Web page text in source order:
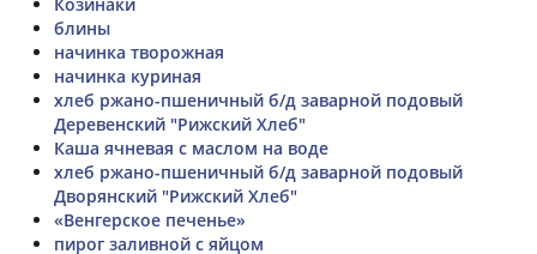
блины
начинка творожная
начинка куриная
хлеб ржано-пшеничный б/д заварной подовый
Деревенский "Рижский Хлеб"
Каша ячневая с маслом на воде
хлеб ржано-пшеничный б/д заварной подовый
Дворянский "Рижский Хлеб"
«Венгерское печенье»
пирог заливной с яйцом